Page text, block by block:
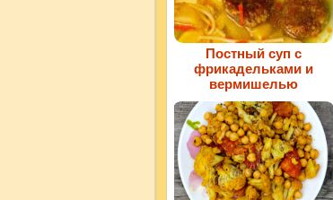
Постный суп с
фрикадельками и
вермишелью